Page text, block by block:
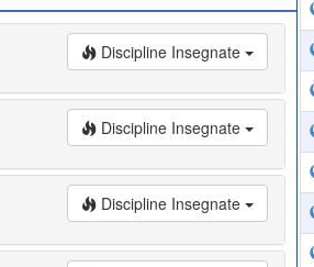
Discipline Insegnate
Discipline Insegnate
Discipline Insegnate